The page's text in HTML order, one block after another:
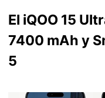
El iQOO 15
7400 mAh y
5